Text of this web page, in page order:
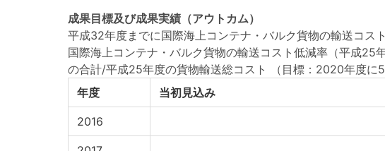
成果目標及び成果実績 （アウトカム）
平成32年度までに国際海上コンテナ・バルク貨物の輸送コス
国際海上コンテナ・バルク貨物の輸送コスト低減率（平成25
の合計/平成25年度の貨物輸送総コスト
（目標：2020年度に
年度
当初見込み
2016